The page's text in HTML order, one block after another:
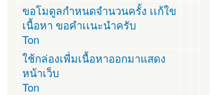
ขอโมดูลกำหนดจำนวนครั้ง เเก้ใข
เนื้อหา ขอคำเเนะนำครับ
Ton
ใช้กล่องเพื่มเนื้อหาออกมาแสดง
หน้าเว็บ
Ton